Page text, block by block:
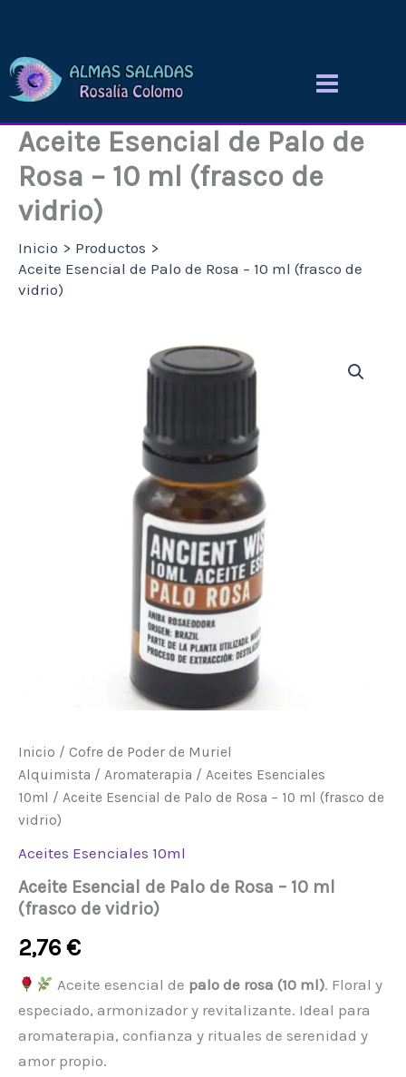
contenido
Aceite Esencial de Palo de
Rosa – 10 ml (frasco de
vidrio)
Inicio
Productos
Aceite Esencial de Palo de Rosa – 10 ml (frasco de
vidrio)
Inicio / Cofre de Poder de Muriel
Alquimista / Aromaterapia / Aceites Esenciales
10ml / Aceite Esencial de Palo de Rosa – 10 ml (frasco de
vidrio)
Aceites Esenciales 10ml
Aceite Esencial de Palo de Rosa – 10 ml
(frasco de vidrio)
2,76 €
Aceite esencial de palo de rosa (10 ml). Floral y
especiado, armonizador y revitalizante. Ideal para
aromaterapia, confianza y rituales de serenidad y
amor propio.